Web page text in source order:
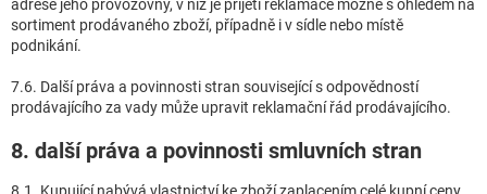
adrese jeho provozovny, v níž je přijetí reklamace možné s ohledem na
sortiment prodávaného zboží, případně i v sídle nebo místě
podnikání.
7.6. Další práva a povinnosti stran související s odpovědností
prodávajícího za vady může upravit reklamační řád prodávajícího.
8. další práva a povinnosti smluvních stran
8.1. Kupující nabývá vlastnictví ke zboží zaplacením celé kupní ceny